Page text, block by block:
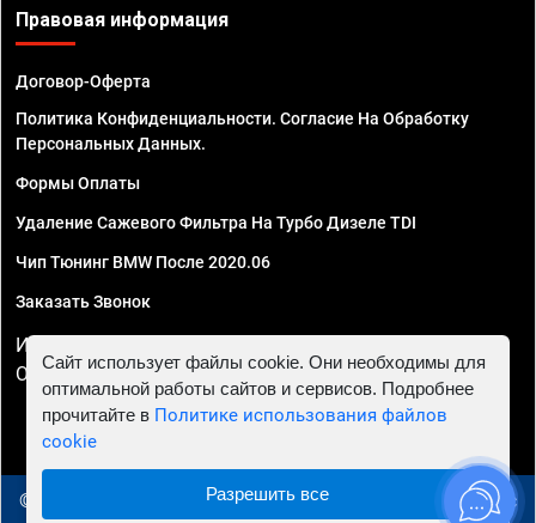
Правовая информация
Договор-Оферта
Политика Конфиденциальности. Согласие На Обработку
Персональных Данных.
Формы Оплаты
Удаление Сажевого Фильтра На Турбо Дизеле TDI
Чип Тюнинг BMW После 2020.06
Заказать Звонок
ИП Смирнов Георгий Павлович. ИНН 781302555843,
ОГРНИП 324470400032610
© 2010 - 2026 Чип тюнинг в Новосибирске - Автосервис
Сайт использует файлы cookie. Они необходимы для
оптимальной работы сайтов и сервисов. Подробнее
прочитайте в Политике использования файлов
cookie
Разрешить все